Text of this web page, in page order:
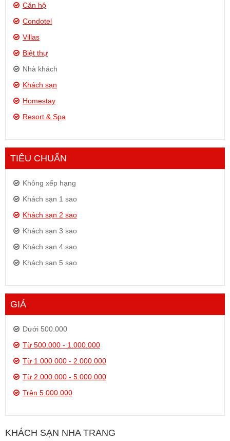
KHÁCH SẠN NHA TRANG
Căn hộ
Condotel
Villas
Biệt thự
Nhà khách
Khách sạn
Homestay
Resort & Spa
TIÊU CHUẨN
Không xếp hạng
Khách sạn 1 sao
Khách sạn 2 sao
Khách sạn 3 sao
Khách sạn 4 sao
Khách sạn 5 sao
GIÁ
Dưới 500.000
Từ 500.000 - 1.000.000
Từ 1.000.000 - 2.000.000
Từ 2.000.000 - 5.000.000
Trên 5.000.000